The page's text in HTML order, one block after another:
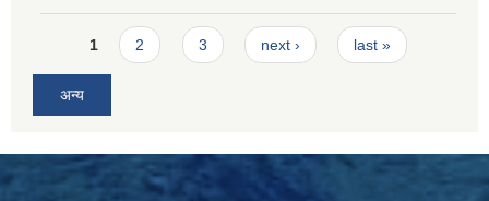
Pages
1 2 3 next › last »
अन्य